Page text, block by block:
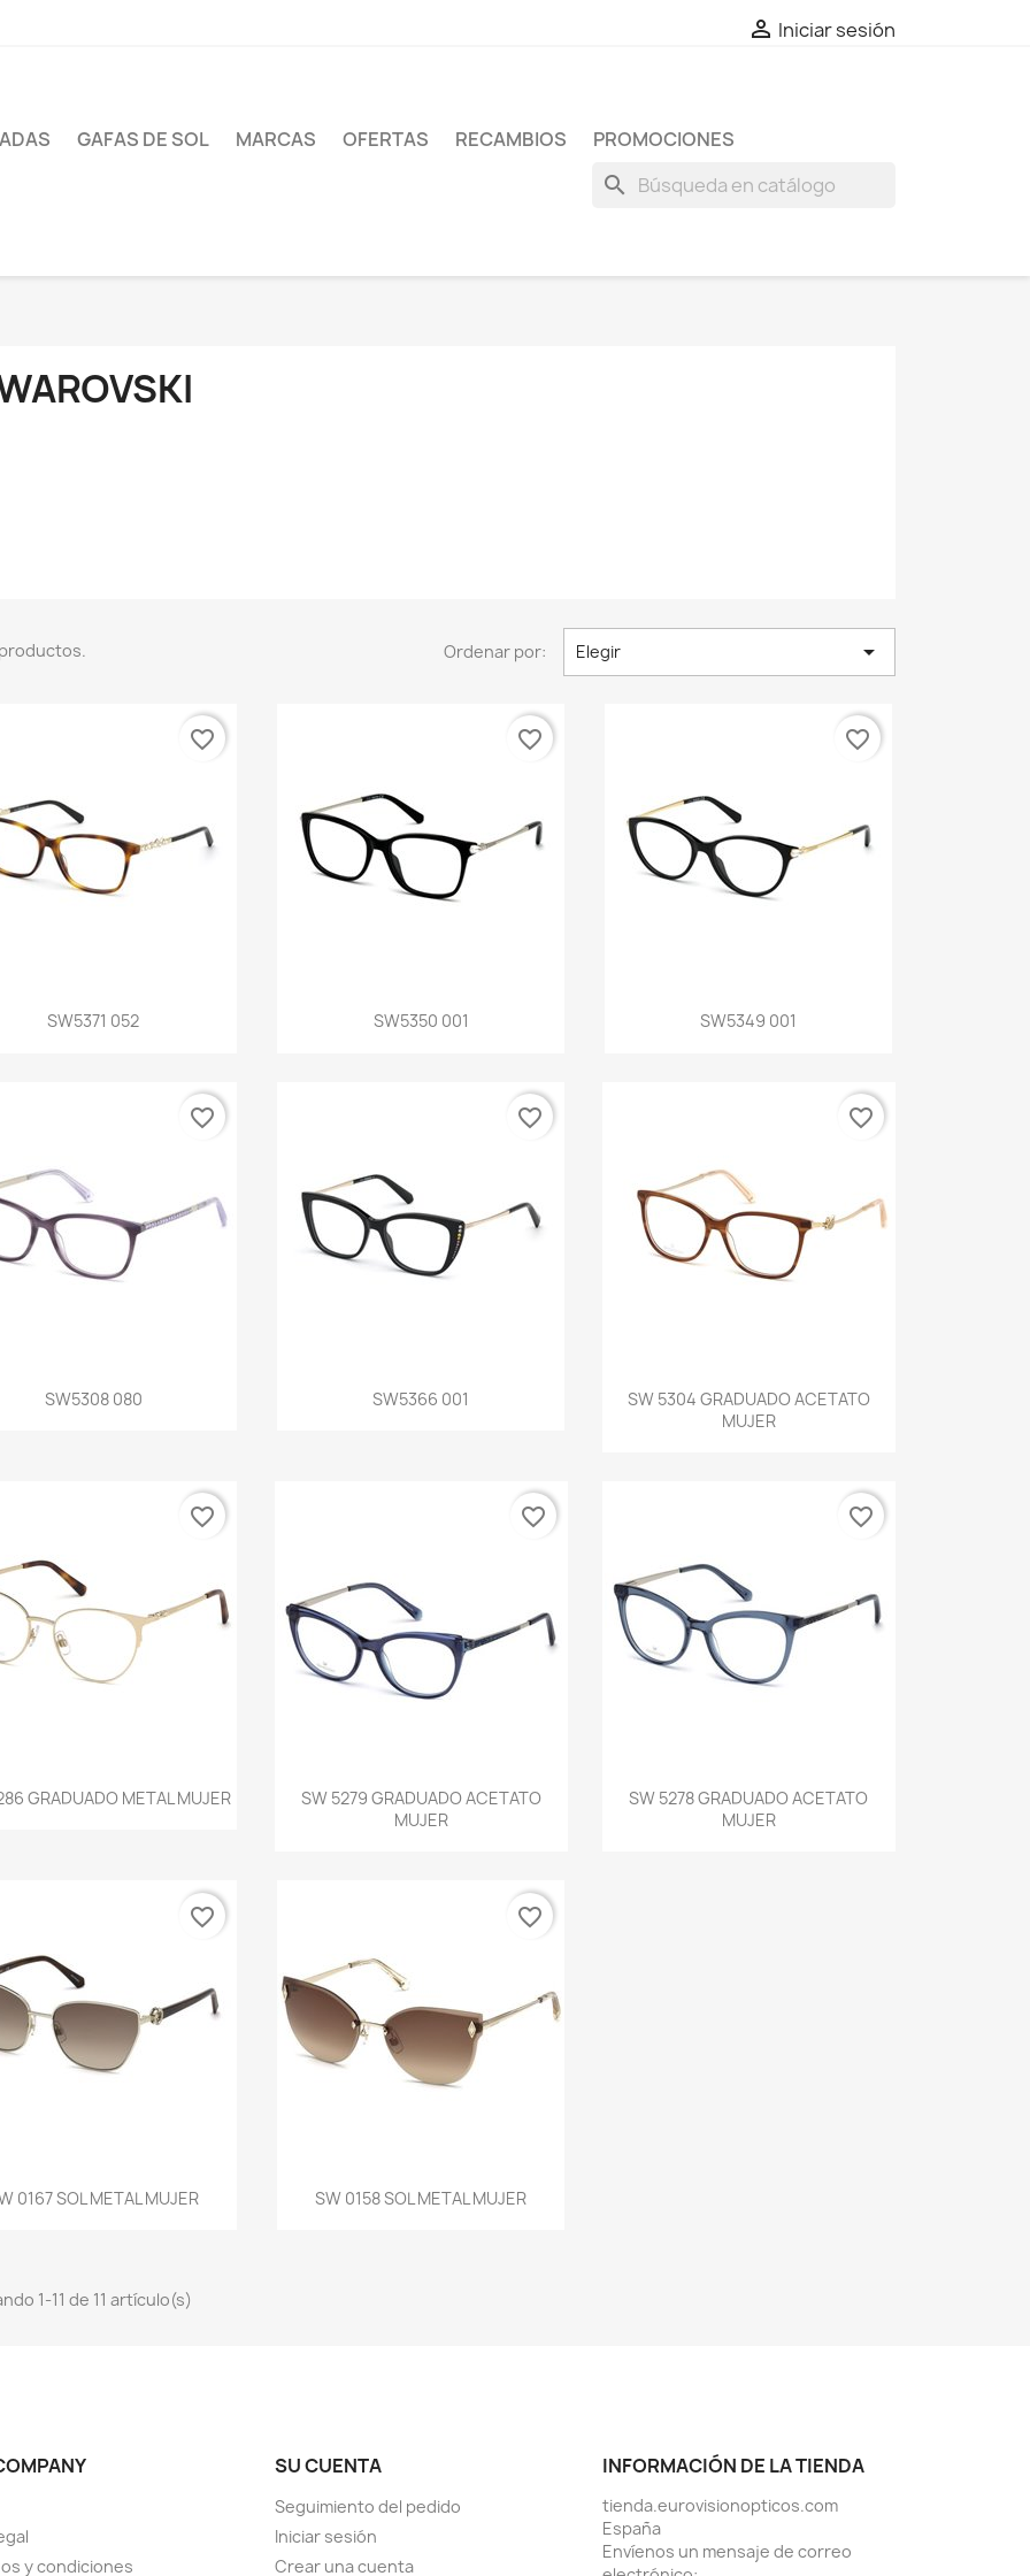
 Iniciar sesión
GAFAS DE SOL MARCAS OFERTAS RECAMBIOS PROMOCIONES
search
productos. Ordenar por: Elegir 
Vista rápida
SW5371 052
favorite_border
Vista rápida
SW5350 001
favorite_border
Vista rápida
SW5349 001
favorite_border
Vista rápida
SW5308 080
favorite_border
Vista rápida
SW5366 001
favorite_border
Vista rápida
SW 5304 GRADUADO ACETATO
MUJER
favorite_border
Vista rápida
GRADUADO METAL MUJER
favorite_border
Vista rápida
SW 5279 GRADUADO ACETATO
MUJER
favorite_border
Vista rápida
SW 5278 GRADUADO ACETATO
MUJER
favorite_border
Vista rápida
0167 SOL METAL MUJER
favorite_border
Vista rápida
SW 0158 SOL METAL MUJER
favorite_border
1-11 de 11 artículo(s)
y condiciones
SU CUENTA
Seguimiento del pedido
Iniciar sesión
Crear una cuenta
INFORMACIÓN DE LA TIENDA
tienda.eurovisionopticos.com
España
Envíenos un mensaje de correo